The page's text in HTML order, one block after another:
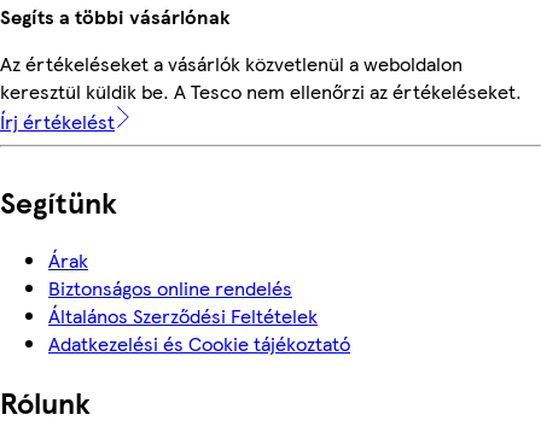
Segíts a többi vásárlónak
Az értékeléseket a vásárlók közvetlenül a weboldalon
keresztül küldik be. A Tesco nem ellenőrzi az értékeléseket.
Írj értékelést
Segítünk
Árak
Biztonságos online rendelés
Általános Szerződési Feltételek
Adatkezelési és Cookie tájékoztató
Rólunk